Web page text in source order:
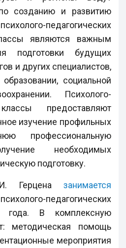
созданию и развитию
педагогических
являются важным
подготовки будущих
и других специалистов,
социальной
Психолого-
предоставляют
изучение профильных
профессиональную
необходимых
подготовку.
Герцена занимается
педагогических
года. В комплексную
методическая помощь
мероприятия